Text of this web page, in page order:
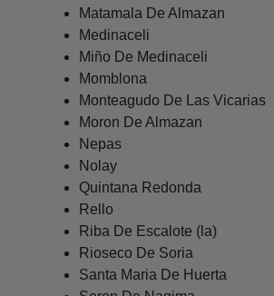
Matamala De Almazan
Medinaceli
Miño De Medinaceli
Momblona
Monteagudo De Las Vicarias
Moron De Almazan
Nepas
Nolay
Quintana Redonda
Rello
Riba De Escalote (la)
Rioseco De Soria
Santa Maria De Huerta